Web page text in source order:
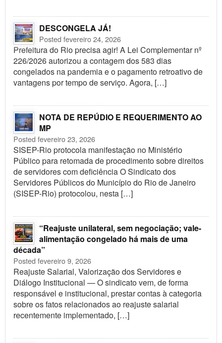
DESCONGELA JÁ!
Posted fevereiro 24, 2026
Prefeitura do Rio precisa agir! A Lei Complementar nº
226/2026 autorizou a contagem dos 583 dias
congelados na pandemia e o pagamento retroativo de
vantagens por tempo de serviço. Agora, […]
NOTA DE REPÚDIO E REQUERIMENTO AO
MP
Posted fevereiro 23, 2026
SISEP-Rio protocola manifestação no Ministério
Público para retomada de procedimento sobre direitos
de servidores com deficiência O Sindicato dos
Servidores Públicos do Município do Rio de Janeiro
(SISEP-Rio) protocolou, nesta […]
“Reajuste unilateral, sem negociação; vale-
alimentação congelado há mais de uma
década”
Posted fevereiro 9, 2026
Reajuste Salarial, Valorização dos Servidores e
Diálogo Institucional — O sindicato vem, de forma
responsável e institucional, prestar contas à categoria
sobre os fatos relacionados ao reajuste salarial
recentemente implementado, […]